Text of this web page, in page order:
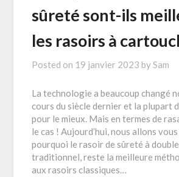
sûreté sont-ils
les rasoirs à
Posted on 19 janvier 2023 bySam
La technologie a beaucoup changé
cours du siècle dernier et la plupart
pour le mieux. Mais en termes de
le cas ! Aujourd’hui, nous allons
pourquoi le rasoir de sûreté à
traditionnel, reste la meilleure
aux rasoirs classiques…